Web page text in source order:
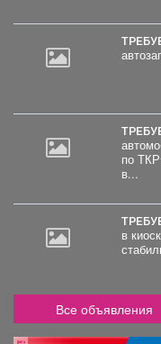
по
в...
в
Все объявления